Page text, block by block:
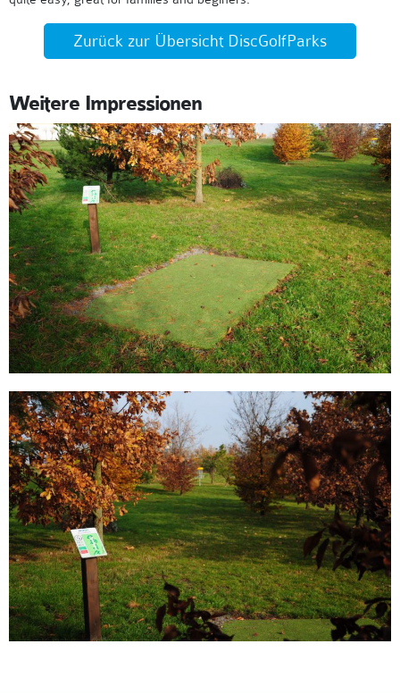
Zurück zur Übersicht DiscGolfParks
Weitere Impressionen